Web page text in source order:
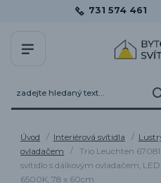
731 574 461
Úvod Interiérová svítidla
ovladačem
Trio Leuchten
svítidlo s dálkovým ovladačem,
6500K, 78 x 60cm